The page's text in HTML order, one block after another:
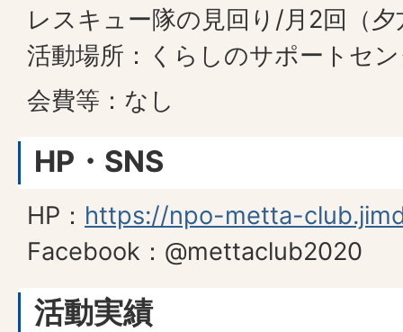
レスキュー隊の見回り/月2回（夕
活動場所：くらしのサポートセ
会費等：なし
HP・SNS
HP： https://npo-metta-
Facebook：@mettaclub2020
活動実績